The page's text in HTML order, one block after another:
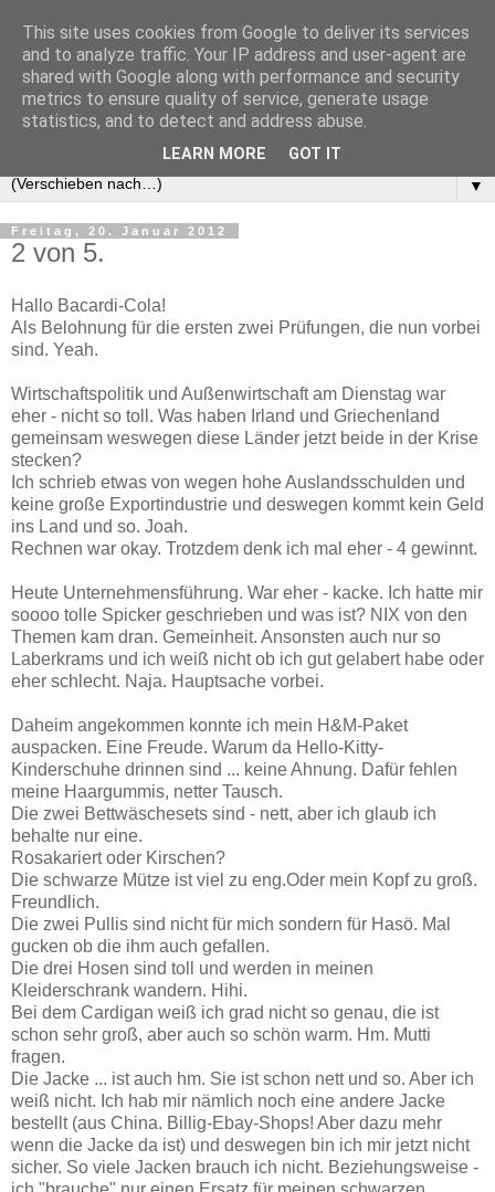
▼
Freitag, 20. Januar 2012
2 von 5.
Hallo Bacardi-Cola!
Als Belohnung für die ersten zwei Prüfungen, die nun vorbei
sind. Yeah.
Wirtschaftspolitik und Außenwirtschaft am Dienstag war
eher - nicht so toll. Was haben Irland und Griechenland
gemeinsam weswegen diese Länder jetzt beide in der Krise
stecken?
Ich schrieb etwas von wegen hohe Auslandsschulden und
keine große Exportindustrie und deswegen kommt kein Geld
ins Land und so. Joah.
Rechnen war okay. Trotzdem denk ich mal eher - 4 gewinnt.
Heute Unternehmensführung. War eher - kacke. Ich hatte mir
soooo tolle Spicker geschrieben und was ist? NIX von den
Themen kam dran. Gemeinheit. Ansonsten auch nur so
Laberkrams und ich weiß nicht ob ich gut gelabert habe oder
eher schlecht. Naja. Hauptsache vorbei.
Daheim angekommen konnte ich mein H&M-Paket
auspacken. Eine Freude. Warum da Hello-Kitty-
Kinderschuhe drinnen sind ... keine Ahnung. Dafür fehlen
meine Haargummis, netter Tausch.
Die zwei Bettwäschesets sind - nett, aber ich glaub ich
behalte nur eine.
Rosakariert oder Kirschen?
Die schwarze Mütze ist viel zu eng.Oder mein Kopf zu groß.
Freundlich.
Die zwei Pullis sind nicht für mich sondern für Hasö. Mal
gucken ob die ihm auch gefallen.
Die drei Hosen sind toll und werden in meinen
Kleiderschrank wandern. Hihi.
Bei dem Cardigan weiß ich grad nicht so genau, die ist
schon sehr groß, aber auch so schön warm. Hm. Mutti
fragen.
Die Jacke ... ist auch hm. Sie ist schon nett und so. Aber ich
weiß nicht. Ich hab mir nämlich noch eine andere Jacke
bestellt (aus China. Billig-Ebay-Shops! Aber dazu mehr
wenn die Jacke da ist) und deswegen bin ich mir jetzt nicht
sicher. So viele Jacken brauch ich nicht. Beziehungsweise -
This site uses cookies from Google to deliver its services
and to analyze traffic. Your IP address and user-agent are
shared with Google along with performance and security
metrics to ensure quality of service, generate usage
statistics, and to detect and address abuse.
LEARN MORE GOT IT